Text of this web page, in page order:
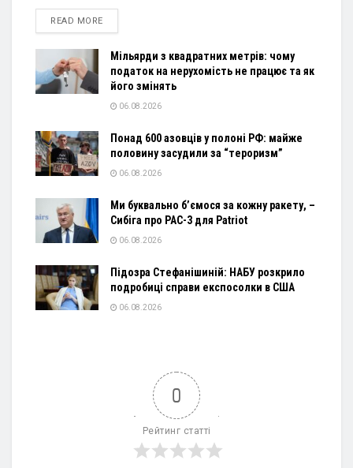
READ MOREDETAILS
Мільярди з квадратних метрів: чому
податок на нерухомість не працює та як
його змінять
06.08.2026
Понад 600 азовців у полоні РФ: майже
половину засудили за “тероризм”
06.08.2026
Ми буквально б’ємося за кожну ракету, –
Сибіга про PAC-3 для Patriot
06.08.2026
Підозра Стефанішиній: НАБУ розкрило
подробиці справи експосолки в США
06.08.2026
0
Рейтинг статті